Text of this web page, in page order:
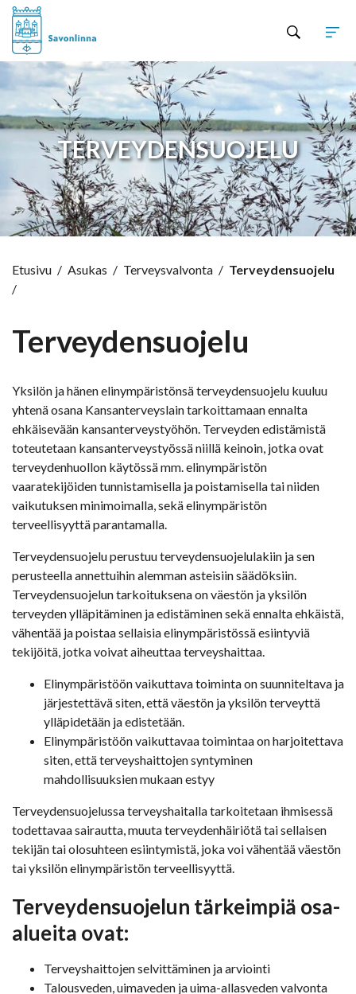
TERVEYDENSUOJELU
Etusivu / Asukas / Terveysvalvonta / Terveydensuojelu
/
Terveydensuojelu
Yksilön ja hänen elinympäristönsä terveydensuojelu kuuluu
yhtenä osana Kansanterveyslain tarkoittamaan ennalta
ehkäisevään kansanterveystyöhön. Terveyden edistämistä
toteutetaan kansanterveystyössä niillä keinoin, jotka ovat
terveydenhuollon käytössä mm. elinympäristön
vaaratekijöiden tunnistamisella ja poistamisella tai niiden
vaikutuksen minimoimalla, sekä elinympäristön
terveellisyyttä parantamalla.
Terveydensuojelu perustuu terveydensuojelulakiin ja sen
perusteella annettuihin alemman asteisiin säädöksiin.
Terveydensuojelun tarkoituksena on väestön ja yksilön
terveyden ylläpitäminen ja edistäminen sekä ennalta ehkäistä,
vähentää ja poistaa sellaisia elinympäristössä esiintyviä
tekijöitä, jotka voivat aiheuttaa terveyshaittaa.
Elinympäristöön vaikuttava toiminta on suunniteltava ja
järjestettävä siten, että väestön ja yksilön terveyttä
ylläpidetään ja edistetään.
Elinympäristöön vaikuttavaa toimintaa on harjoitettava
siten, että terveyshaittojen syntyminen
mahdollisuuksien mukaan estyy
Terveydensuojelussa terveyshaitalla tarkoitetaan ihmisessä
todettavaa sairautta, muuta terveydenhäiriötä tai sellaisen
tekijän tai olosuhteen esiintymistä, joka voi vähentää väestön
tai yksilön elinympäristön terveellisyyttä.
Terveydensuojelun tärkeimpiä osa-
alueita ovat:
Terveyshaittojen selvittäminen ja arviointi
Talousveden, uimaveden ja uima-allasveden valvonta